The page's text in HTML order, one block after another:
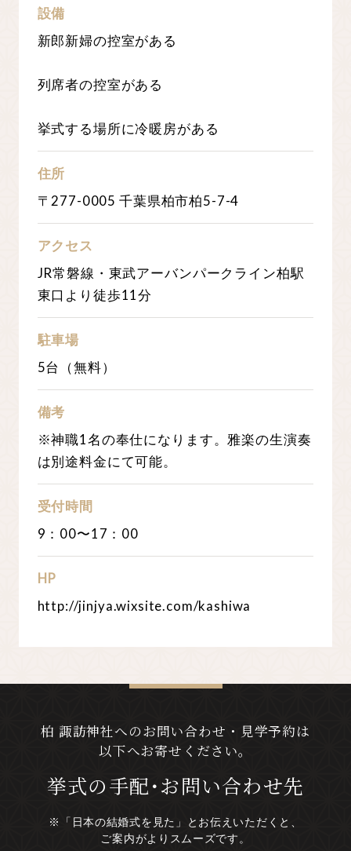
設備
新郎新婦の控室がある
列席者の控室がある
挙式する場所に冷暖房がある
住所
〒277-0005 千葉県柏市柏5-7-4
アクセス
JR常磐線・東武アーバンパークライン柏駅
東口より徒歩11分
駐車場
5台（無料）
備考
※神職1名の奉仕になります。雅楽の生演奏
は別途料金にて可能。
受付時間
9：00〜17：00
HP
http://jinjya.wixsite.com/kashiwa
柏 諏訪神社へのお問い合わせ・見学予約は
以下へお寄せください。
挙式の手配･お問い合わせ先
※「日本の結婚式を見た」とお伝えいただくと、
ご案内がよりスムーズです。